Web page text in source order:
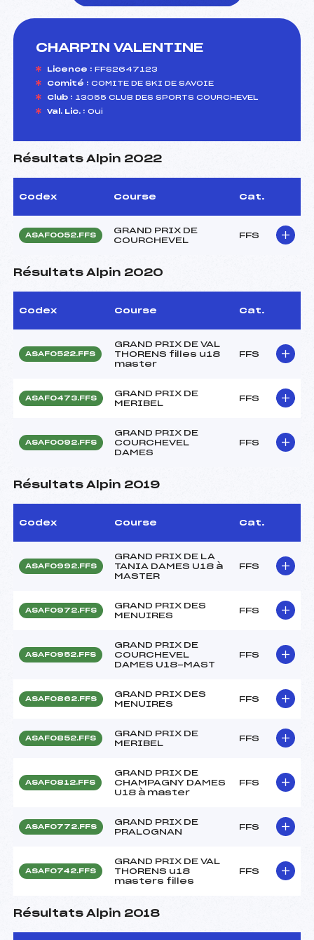
CHARPIN VALENTINE
Licence : FFS2647123
Comité : COMITE DE SKI DE SAVOIE
Club : 13055 CLUB DES SPORTS COURCHEVEL
Val. Lic. : Oui
Résultats Alpin 2022
Codex Course Cat.
ASAF0052.FFS
GRAND PRIX DE
COURCHEVEL
FFS
Résultats Alpin 2020
Codex Course Cat.
ASAF0522.FFS
GRAND PRIX DE VAL
THORENS filles u18
master
FFS
ASAF0473.FFS
GRAND PRIX DE
MERIBEL
FFS
ASAF0092.FFS
GRAND PRIX DE
COURCHEVEL
DAMES
FFS
Résultats Alpin 2019
Codex Course Cat.
ASAF0992.FFS
GRAND PRIX DE LA
TANIA DAMES U18 à
MASTER
FFS
ASAF0972.FFS
GRAND PRIX DES
MENUIRES
FFS
ASAF0952.FFS
GRAND PRIX DE
COURCHEVEL
DAMES U18-MAST
FFS
ASAF0862.FFS
GRAND PRIX DES
MENUIRES
FFS
ASAF0852.FFS
GRAND PRIX DE
MERIBEL
FFS
ASAF0812.FFS
GRAND PRIX DE
CHAMPAGNY DAMES
U18 à master
FFS
ASAF0772.FFS
GRAND PRIX DE
PRALOGNAN
FFS
ASAF0742.FFS
GRAND PRIX DE VAL
THORENS u18
masters filles
FFS
Résultats Alpin 2018